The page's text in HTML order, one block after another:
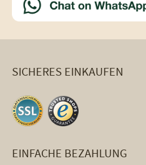
SICHERES EINKAUFEN
EINFACHE BEZAHLUNG